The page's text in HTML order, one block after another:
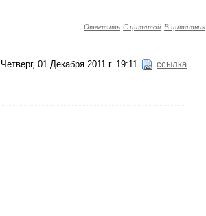
Ответить С цитатой В цитатник
Четверг, 01 Декабря 2011 г. 19:11 ссылка